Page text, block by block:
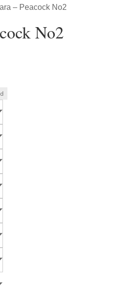
– Peacock No2
No2